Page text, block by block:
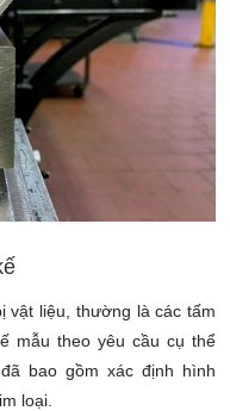
vật liệu, thường là các tấm
mẫu theo yêu cầu cụ thể
bao gồm xác định hình
loại.